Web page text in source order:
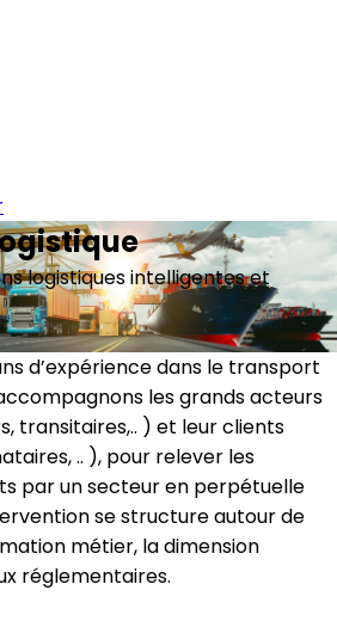
logistiques intelligentes et
d’expérience dans le transport
les grands acteurs
transitaires,.. ) et leur clients
.. ), pour relever les
par un secteur en perpétuelle
se structure autour de
métier, la dimension
réglementaires.